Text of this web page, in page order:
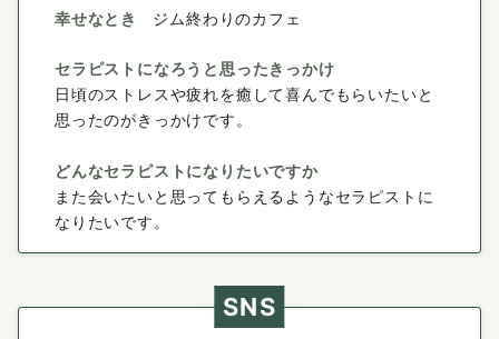
幸せなとき ジム終わりのカフェ
セラピストになろうと思ったきっかけ
日頃のストレスや疲れを癒して喜んでもらいたいと
思ったのがきっかけです。
どんなセラピストになりたいですか
また会いたいと思ってもらえるようなセラピストに
なりたいです。
SNS